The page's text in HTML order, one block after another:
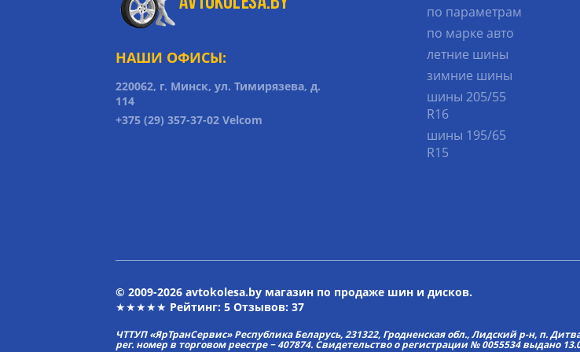
НАШИ ОФИСЫ:
220062, г. Минск, ул. Тимирязева, д.
114
+375 (29) 357-37-02 Velcom
по параметрам
по марке авто
летние шины
зимние шины
шины 205/55
R16
шины 195/65
R15
© 2009-2026 avtokolesa.by магазин по продаже шин и дисков.
★★★★★ Рейтинг: 5 Отзывов: 37
ЧТТУП «ЯрТранСервис» Республика Беларусь, 231322, Гродненская обл., Лидский р-н, п.
рег. номер в торговом реестре − 407874. Свидетельство о регистрации № 0055534 выдано